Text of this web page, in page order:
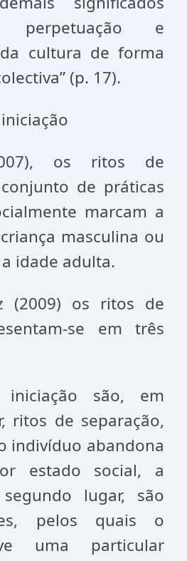
e
cultura de forma
(p. 17).
os ritos de
de práticas
marcam a
masculina ou
idade adulta.
(2009) os ritos de
se em três
são, em
ritos de separação,
indivíduo abandona
estado social, a
lugar, são
pelos quais o
uma particular